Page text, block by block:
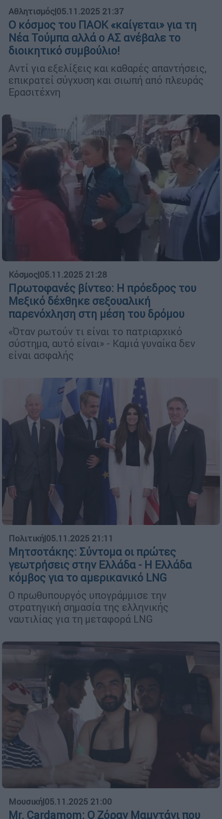
Αθλητισμός|05.11.2025 21:37
Ο κόσμος του ΠΑΟΚ «καίγεται» για τη
Νέα Τούμπα αλλά ο ΑΣ ανέβαλε το
διοικητικό συμβούλιο!
Αντί για εξελίξεις και καθαρές απαντήσεις,
επικρατεί σύγχυση και σιωπή από πλευράς
Ερασιτέχνη
Κόσμος|05.11.2025 21:28
Πρωτοφανές βίντεο: Η πρόεδρος του
Μεξικό δέχθηκε σεξουαλική
παρενόχληση στη μέση του δρόμου
«Όταν ρωτούν τι είναι το πατριαρχικό
σύστημα, αυτό είναι» - Καμιά γυναίκα δεν
είναι ασφαλής
Πολιτική|05.11.2025 21:11
Μητσοτάκης: Σύντομα οι πρώτες
γεωτρήσεις στην Ελλάδα - Η Ελλάδα
κόμβος για το αμερικανικό LNG
O πρωθυπουργός υπογράμμισε την
στρατηγική σημασία της ελληνικής
ναυτιλίας για τη μεταφορά LNG
Μουσική|05.11.2025 21:00
Mr. Cardamom: Ο Ζόραν Μαμντάνι που